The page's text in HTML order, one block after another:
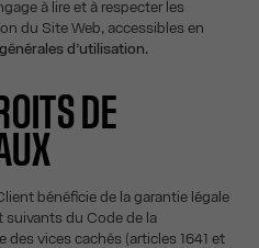
à lire et à respecter les
du Site Web, accessibles en
d’utilisation.
DE
bénéficie de la garantie légale
suivants du Code de la
vices cachés (articles 1641 et